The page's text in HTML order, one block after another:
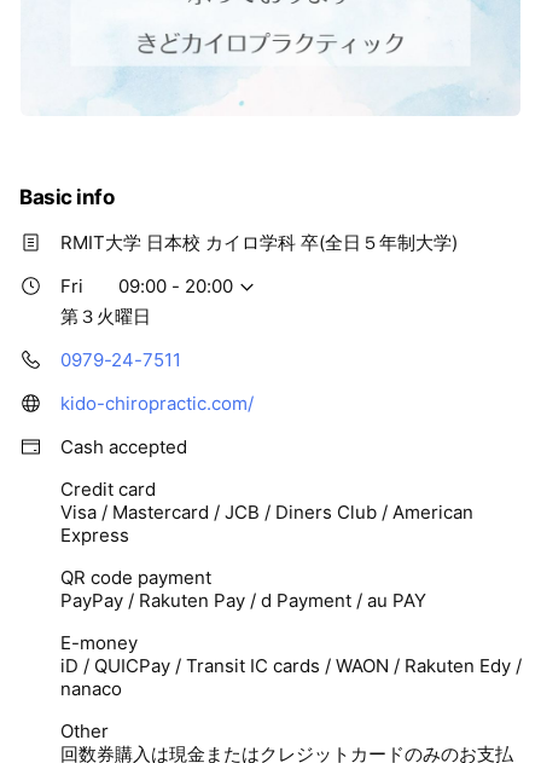
Basic info
RMIT大学 日本校 カイロ学科 卒(全日５年制大学)
Fri
09:00 - 20:00
第３火曜日
0979-24-7511
kido-chiropractic.com/
Cash accepted
Credit card
Visa / Mastercard / JCB / Diners Club / American
Express
QR code payment
PayPay / Rakuten Pay / d Payment / au PAY
E-money
iD / QUICPay / Transit IC cards / WAON / Rakuten Edy /
nanaco
Other
回数券購入は現金またはクレジットカードのみのお支払